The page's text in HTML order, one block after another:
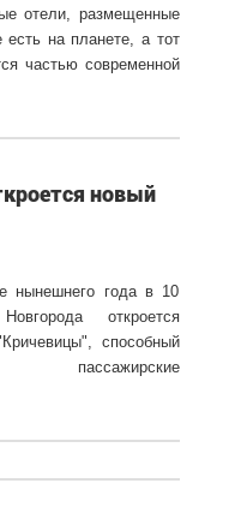
отели, размещенные
на планете, а тот
частью современной
новый
нынешнего года в 10
откроется
способный
пассажирские